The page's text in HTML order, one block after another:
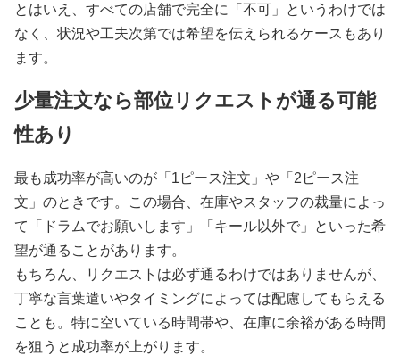
とはいえ、すべての店舗で完全に「不可」というわけでは
なく、状況や工夫次第では希望を伝えられるケースもあり
ます。
少量注文なら部位リクエストが通る可能
性あり
最も成功率が高いのが「1ピース注文」や「2ピース注
文」のときです。この場合、在庫やスタッフの裁量によっ
て「ドラムでお願いします」「キール以外で」といった希
望が通ることがあります。
もちろん、リクエストは必ず通るわけではありませんが、
丁寧な言葉遣いやタイミングによっては配慮してもらえる
ことも。特に空いている時間帯や、在庫に余裕がある時間
を狙うと成功率が上がります。